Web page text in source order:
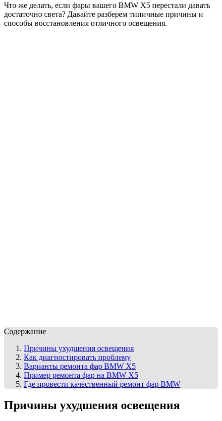
Что же делать, если фары вашего BMW X5 перестали давать
достаточно света? Давайте разберем типичные причины и
способы восстановления отличного освещения.
Содержание
Причины ухудшения освещения
Как диагностировать проблему
Варианты ремонта фар BMW X5
Пример ремонта фар на BMW X5
Где провести качественный ремонт фар BMW
Причины ухудшения освещения